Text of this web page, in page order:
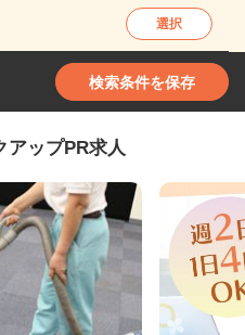
選択
検索条件を保存
アップPR求人